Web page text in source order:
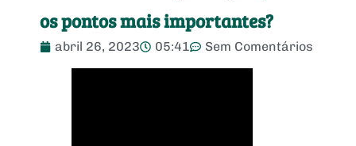
os pontos mais importantes?
abril 26, 2023 05:41 Sem Comentários